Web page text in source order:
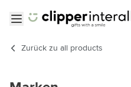
Zurück zu all products